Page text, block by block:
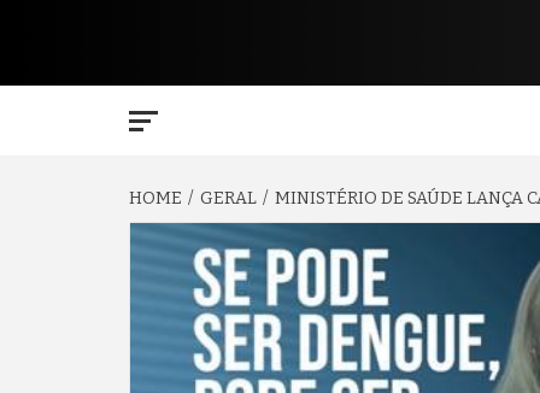
HOME GERAL MINISTÉRIO DE SAÚDE LANÇA